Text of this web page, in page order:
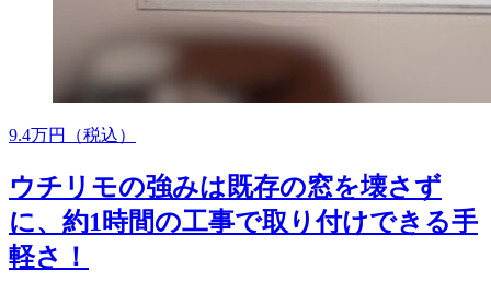
9.4万円（税込）
ウチリモの強みは既存の窓を壊さず
に、約1時間の工事で取り付けできる手
軽さ！